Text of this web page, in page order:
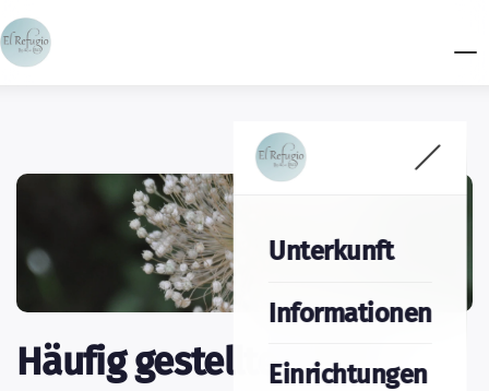
Unterkunft
Informationen
Einrichtungen
Häufig gestellte Fragen